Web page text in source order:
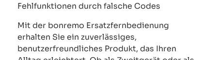
Fehlfunktionen durch falsche Codes
Mit der bonremo Ersatzfernbedienung
erhalten Sie ein zuverlässiges,
benutzerfreundliches Produkt, das Ihren